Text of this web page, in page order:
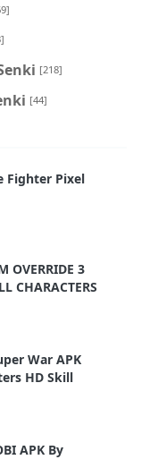
[218]
[44]
Fighter Pixel
OVERRIDE 3
CHARACTERS
War APK
HD Skill
APK By